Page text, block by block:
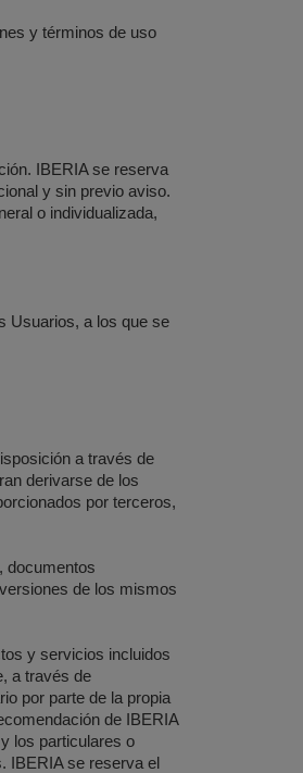
y términos de uso
IBERIA se reserva
y sin previo aviso.
o individualizada,
Usuarios, a los que se
a través de
derivarse de los
por terceros,
documentos
de los mismos
y servicios incluidos
a través de
por parte de la propia
de IBERIA
los particulares o
IBERIA se reserva el